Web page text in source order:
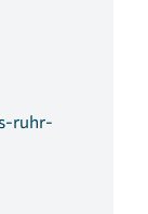
ruhr-
über